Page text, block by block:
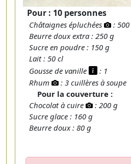
Pour : 10 personnes
Châtaignes épluchées
:
Beurre doux extra : 250 g
Sucre en poudre : 150 g
Lait : 50 cl
Gousse de vanille
: 1
Rhum
: 3 cuillères à soupe
Pour la couverture :
Chocolat à cuire
: 200 g
Sucre glace : 160 g
Beurre doux : 80 g